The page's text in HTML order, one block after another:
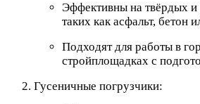
Эффективны на твёрдых
таких как асфальт, бетон
Подходят для работы в
стройплощадках с
Гусеничные погрузчики: